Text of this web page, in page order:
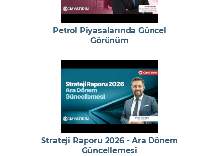
Petrol Piyasalarında Güncel
Görünüm
Strateji Raporu 2026 - Ara Dönem
Güncellemesi